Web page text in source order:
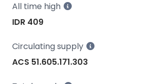
All time high
IDR 409
Circulating supply
ACS 51.605.171.303